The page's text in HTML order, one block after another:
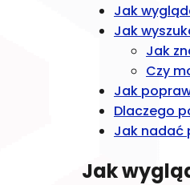
Jak
Jak
Jak
Czy
Jak
Dlaczego
Jak nadać
Jak